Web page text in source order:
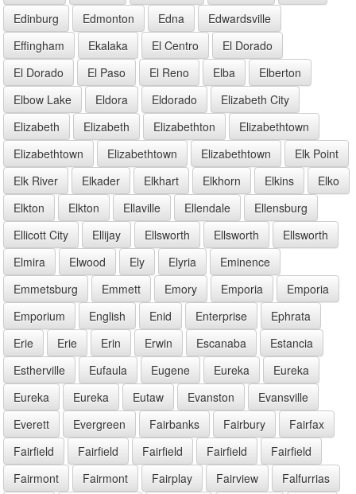
Edinburg
Edmonton Edna
Edwardsville
Effingham
Ekalaka El Centro
El Dorado
El Dorado
El Paso El Reno Elba
Elberton
Elbow Lake
Eldora Eldorado
Elizabeth City
Elizabeth
Elizabeth Elizabethton
Elizabethtown
Elizabethtown
Elizabethtown Elizabethtown
Elk Point
Elk River
Elkader Elkhart Elkhorn Elkins
Elko
Elkton
Elkton Ellaville Ellendale
Ellensburg
Ellicott City
Ellijay Ellsworth Ellsworth
Ellsworth
Elmira
Elwood Ely Elyria
Eminence
Emmetsburg
Emmett Emory Emporia
Emporia
Emporium
English Enid Enterprise
Ephrata
Erie
Erie Erin Erwin Escanaba
Estancia
Estherville
Eufaula Eugene Eureka
Eureka
Eureka
Eureka Eutaw Evanston
Evansville
Everett
Evergreen Fairbanks Fairbury
Fairfax
Fairfield
Fairfield Fairfield Fairfield
Fairfield
Fairmont
Fairmont Fairplay Fairview Falfurrias